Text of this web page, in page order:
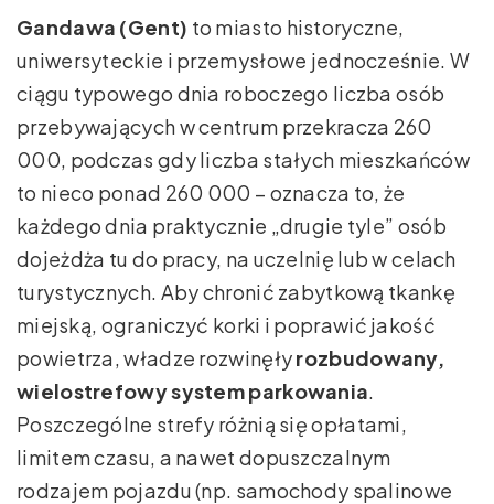
Gandawa (Gent) to miasto historyczne,
uniwersyteckie i przemysłowe jednocześnie. W
ciągu typowego dnia roboczego liczba osób
przebywających w centrum przekracza 260
000, podczas gdy liczba stałych mieszkańców
to nieco ponad 260 000 – oznacza to, że
każdego dnia praktycznie „drugie tyle” osób
dojeżdża tu do pracy, na uczelnię lub w celach
turystycznych. Aby chronić zabytkową tkankę
miejską, ograniczyć korki i poprawić jakość
powietrza, władze rozwinęłyrozbudowany,
wielostrefowy system parkowania.
Poszczególne strefy różnią się opłatami,
limitem czasu, a nawet dopuszczalnym
rodzajem pojazdu (np. samochody spalinowe